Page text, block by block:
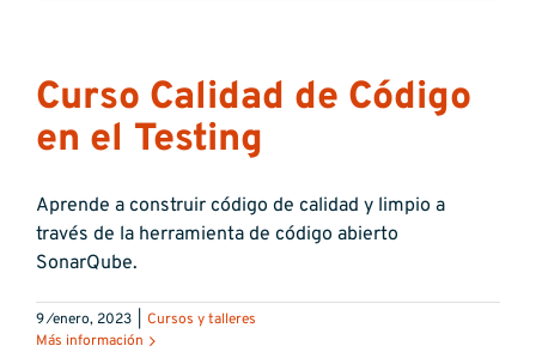
Curso Calidad de Código
en el Testing
Aprende a construir código de calidad y limpio a
través de la herramienta de código abierto
SonarQube.
9 ⁄enero, 2023
Cursos y talleres
Más información